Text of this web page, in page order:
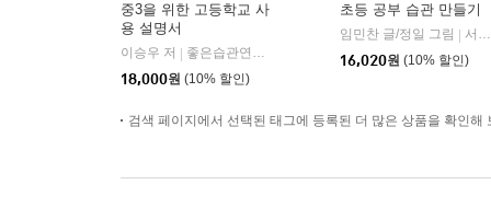
중3을 위한 고등학교 사
용 설명서
이승우 저
좋은습관연구소
18,000원 (10% 할인)
초등 공부 습관 만들기
임민찬 글/정일 그림
서사원주니어
16,020원 (10% 할인)
검색 페이지에서 선택된 태그에 등록된 더 많은 상품을 확인해